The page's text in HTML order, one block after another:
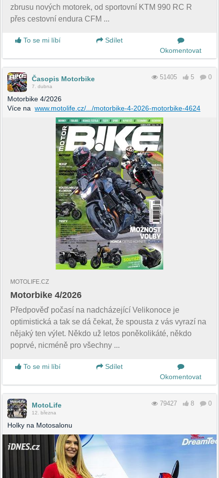
zbrusu nových motorek, od sportovní KTM 990 RC R
přes cestovní endura CFM ...
To se mi líbí
Sdílet
Okomentovat
Časopis Motorbike
7. dubna
51405 5 0
Motorbike 4/2026
Více na www.motolife.cz/.../motorbike-4-2026-motorbike-4624
MOTOLIFE.CZ
Motorbike 4/2026
Předpověď počasí na nadcházející Velikonoce je
optimistická a tak se dá čekat, že spousta z vás vyrazí na
nějaký ten výlet. Někdo už letos poněkolikáté, někdo
poprvé, nicméně pro všechny ...
To se mi líbí
Sdílet
Okomentovat
MotoLife
12. března
79427 8 0
Holky na Motosalonu